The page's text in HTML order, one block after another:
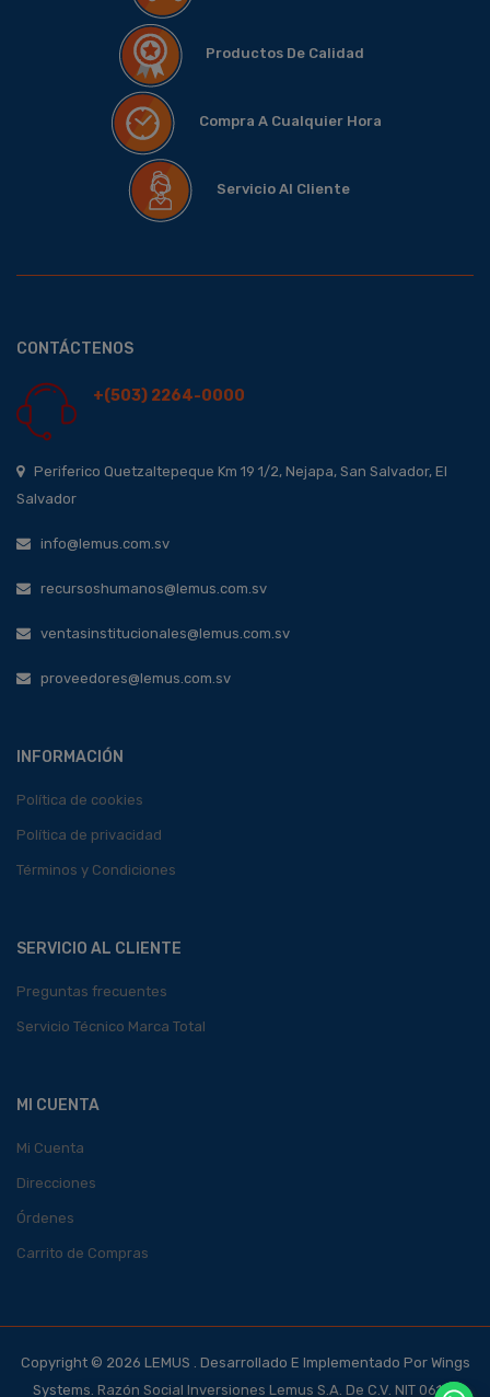
Productos De Calidad
Compra A Cualquier Hora
Servicio Al Cliente
CONTÁCTENOS
+(503) 2264-0000
Periferico Quetzaltepeque Km 19 1/2, Nejapa, San Salvador, El
Salvador
info@lemus.com.sv
recursoshumanos@lemus.com.sv
ventasinstitucionales@lemus.com.sv
proveedores@lemus.com.sv
INFORMACIÓN
Política de cookies
Política de privacidad
Términos y Condiciones
SERVICIO AL CLIENTE
Preguntas frecuentes
Servicio Técnico Marca Total
MI CUENTA
Mi Cuenta
Direcciones
Órdenes
Carrito de Compras
Copyright © 2026 LEMUS . Desarrollado E Implementado Por Wings
Systems. Razón Social Inversiones Lemus S.A. De C.V. NIT 0614-